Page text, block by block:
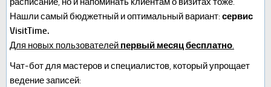
Нашли самый бюджетный и оптимальный вариант: сервис
VisitTime.
Для новых пользователей первый месяц бесплатно.
Чат-бот для мастеров и специалистов, который упрощает
ведение записей: